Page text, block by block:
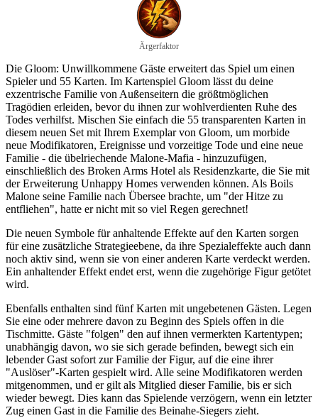
Ärgerfaktor
Die Gloom: Unwillkommene Gäste erweitert das Spiel um einen
Spieler und 55 Karten. Im Kartenspiel Gloom lässt du deine
exzentrische Familie von Außenseitern die größtmöglichen
Tragödien erleiden, bevor du ihnen zur wohlverdienten Ruhe des
Todes verhilfst. Mischen Sie einfach die 55 transparenten Karten in
diesem neuen Set mit Ihrem Exemplar von Gloom, um morbide
neue Modifikatoren, Ereignisse und vorzeitige Tode und eine neue
Familie - die übelriechende Malone-Mafia - hinzuzufügen,
einschließlich des Broken Arms Hotel als Residenzkarte, die Sie mit
der Erweiterung Unhappy Homes verwenden können. Als Boils
Malone seine Familie nach Übersee brachte, um "der Hitze zu
entfliehen", hatte er nicht mit so viel Regen gerechnet!
Die neuen Symbole für anhaltende Effekte auf den Karten sorgen
für eine zusätzliche Strategieebene, da ihre Spezialeffekte auch dann
noch aktiv sind, wenn sie von einer anderen Karte verdeckt werden.
Ein anhaltender Effekt endet erst, wenn die zugehörige Figur getötet
wird.
Ebenfalls enthalten sind fünf Karten mit ungebetenen Gästen. Legen
Sie eine oder mehrere davon zu Beginn des Spiels offen in die
Tischmitte. Gäste "folgen" den auf ihnen vermerkten Kartentypen;
unabhängig davon, wo sie sich gerade befinden, bewegt sich ein
lebender Gast sofort zur Familie der Figur, auf die eine ihrer
"Auslöser"-Karten gespielt wird. Alle seine Modifikatoren werden
mitgenommen, und er gilt als Mitglied dieser Familie, bis er sich
wieder bewegt. Dies kann das Spielende verzögern, wenn ein letzter
Zug einen Gast in die Familie des Beinahe-Siegers zieht.